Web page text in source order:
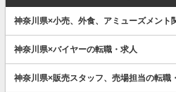
神奈川県×小売、外食、アミューズメント
神奈川県×バイヤーの転職・求人
神奈川県×販売スタッフ、売場担当の転職